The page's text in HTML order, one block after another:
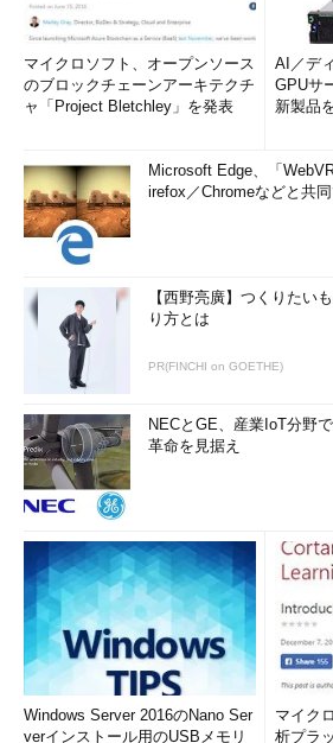
マイクロソフト、オープンソース
のブロックチェーンアーキテクチ
ャ「Project Bletchley」を発表
AI／デ
GPUサ
新製品
Microsoft Edge、「
irefox／Chromeなどと共
【西野亮廣】つくりたい
り方とは
PR(FINCHI on GOETHE)
NECとGE、産業IoT分野
革命を見据え
Windows Server 2016のNano Ser
verインストール用のUSBメモリ
マイク
析プラ